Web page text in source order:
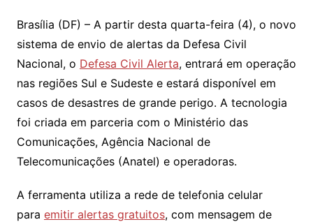
Brasília (DF) – A partir desta quarta-feira (4), o novo
sistema de envio de alertas da Defesa Civil
Nacional, o Defesa Civil Alerta, entrará em operação
nas regiões Sul e Sudeste e estará disponível em
casos de desastres de grande perigo. A tecnologia
foi criada em parceria com o Ministério das
Comunicações, Agência Nacional de
Telecomunicações (Anatel) e operadoras.
A ferramenta utiliza a rede de telefonia celular
para emitir alertas gratuitos, com mensagem de